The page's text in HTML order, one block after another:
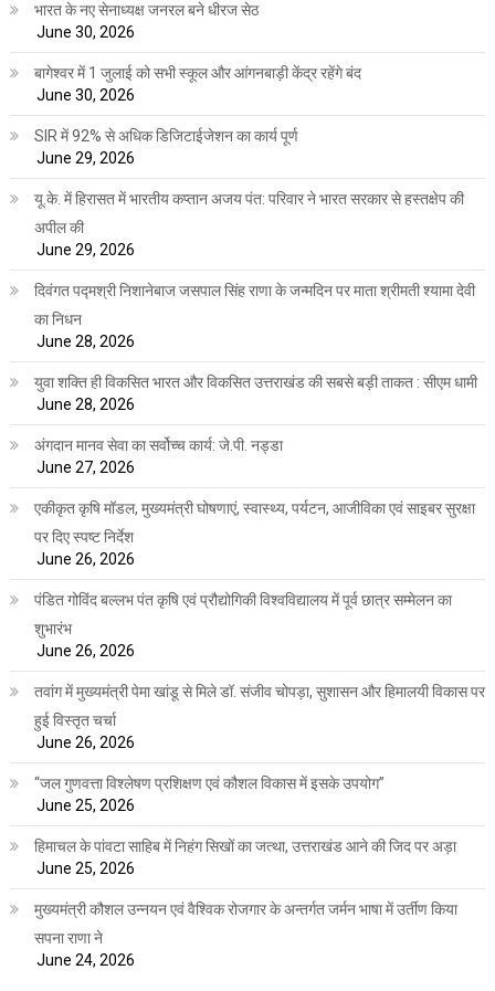
भारत के नए सेनाध्यक्ष जनरल बने धीरज सेठ
June 30, 2026
बागेश्वर में 1 जुलाई को सभी स्कूल और आंगनबाड़ी केंद्र रहेंगे बंद
June 30, 2026
SIR में 92% से अधिक डिजिटाईजेशन का कार्य पूर्ण
June 29, 2026
यू.के. में हिरासत में भारतीय कप्तान अजय पंत: परिवार ने भारत सरकार से हस्तक्षेप की
अपील की
June 29, 2026
दिवंगत पद्मश्री निशानेबाज जसपाल सिंह राणा के जन्मदिन पर माता श्रीमती श्यामा देवी
का निधन
June 28, 2026
युवा शक्ति ही विकसित भारत और विकसित उत्तराखंड की सबसे बड़ी ताकत : सीएम धामी
June 28, 2026
अंगदान मानव सेवा का सर्वोच्च कार्य: जे.पी. नड्डा
June 27, 2026
एकीकृत कृषि मॉडल, मुख्यमंत्री घोषणाएं, स्वास्थ्य, पर्यटन, आजीविका एवं साइबर सुरक्षा
पर दिए स्पष्ट निर्देश
June 26, 2026
पंडित गोविंद बल्लभ पंत कृषि एवं प्रौद्योगिकी विश्वविद्यालय में पूर्व छात्र सम्मेलन का
शुभारंभ
June 26, 2026
तवांग में मुख्यमंत्री पेमा खांडू से मिले डॉ. संजीव चोपड़ा, सुशासन और हिमालयी विकास पर
हुई विस्तृत चर्चा
June 26, 2026
“जल गुणवत्ता विश्लेषण प्रशिक्षण एवं कौशल विकास में इसके उपयोग”
June 25, 2026
हिमाचल के पांवटा साहिब में निहंग सिखों का जत्था, उत्तराखंड आने की जिद पर अड़ा
June 25, 2026
मुख्यमंत्री कौशल उन्नयन एवं वैश्विक रोजगार के अन्तर्गत जर्मन भाषा में उर्तीण किया
सपना राणा ने
June 24, 2026